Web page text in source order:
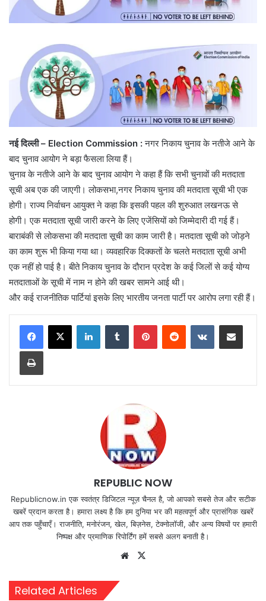
नई दिल्ली – Election Commission :नगर निकाय चुनाव के नतीजे आने के
बाद चुनाव आयोग ने बड़ा फैसला लिया हैं।
चुनाव के नतीजे आने के बाद चुनाव आयोग ने कहा हैं कि सभी चुनावों की मतदाता
सूची अब एक की जाएगी। लोकसभा,नगर निकाय चुनाव की मतदाता सूची भी एक
होगी। राज्य निर्वाचन आयुक्त ने कहा कि इसकी पहल की शुरुआत लखनऊ से
होगी। एक मतदाता सूची जारी करने के लिए एजेंसियों को जिम्मेदारी दी गई हैं।
बाराबंकी से लोकसभा की मतदाता सूची का काम जारी है। मतदाता सूची को जोड़ने
का काम शुरू भी किया गया था। व्यवहारिक दिक्कतों के चलते मतदाता सूची अभी
एक नहीं हो पाई है। बीते निकाय चुनाव के दौरान प्रदेश के कई जिलों से कई योग्य
मतदाताओं के सूची में नाम न होने की खबर सामने आई थी।
और कई राजनीतिक पार्टियां इसके लिए भारतीय जनता पार्टी पर आरोप लगा रही हैं।
LinkedInTumblr PinterestReddit VKontakteShare via Email
Print
REPUBLIC NOW
Republicnow.in एक स्वतंत्र डिजिटल न्यूज़ चैनल है, जो आपको सबसे तेज और सटीक
खबरें प्रदान करता है। हमारा लक्ष्य है कि हम दुनिया भर की महत्वपूर्ण और प्रासंगिक खबरें
आप तक पहुँचाएँ। राजनीति, मनोरंजन, खेल, बिज़नेस, टेक्नोलॉजी, और अन्य विषयों पर हमारी
निष्पक्ष और प्रमाणिक रिपोर्टिंग हमें सबसे अलग बनाती है।
Website
Related Articles